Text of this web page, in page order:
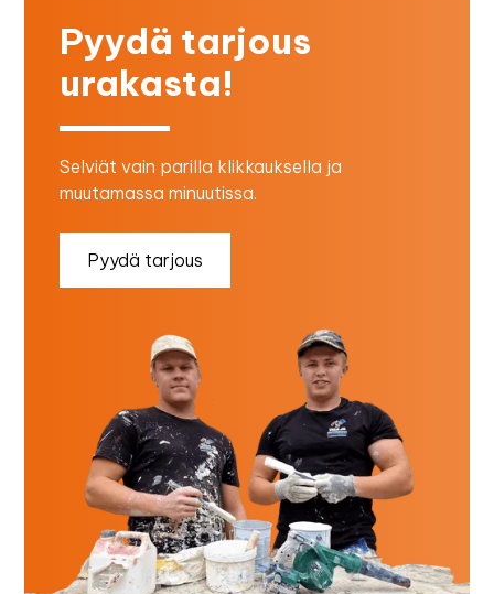
Pyydä tarjous
urakasta!
Selviät vain parilla klikkauksella ja
muutamassa minuutissa.
Pyydä tarjous